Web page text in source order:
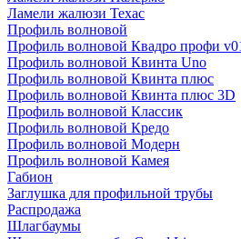
Ламели жалюзи Техас
Профиль волновой
Профиль волновой Квадро профи
Профиль волновой Квинта Uno
Профиль волновой Квинта плюс
Профиль волновой Квинта плюс 3D
Профиль волновой Классик
Профиль волновой Кредо
Профиль волновой Модерн
Профиль волновой Камея
Габион
Заглушка для профильной трубы
Распродажа
Шлагбаумы